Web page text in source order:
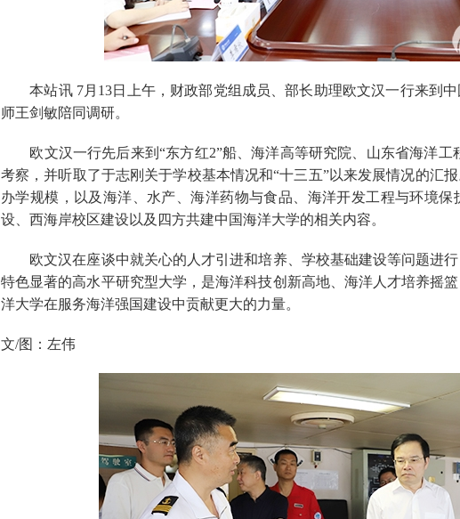
本站讯7月13日上午，财政部党组成员、部长助理欧文汉一行来到
师王剑敏陪同调研。
欧文汉一行先后来到“东方红2”船、海洋高等研究院、山东省海洋工
考察，并听取了于志刚关于学校基本情况和“十三五”以来发展情况的汇
办学规模，以及海洋、水产、海洋药物与食品、海洋开发工程与环境
设、西海岸校区建设以及四方共建中国海洋大学的相关内容。
欧文汉在座谈中就关心的人才引进和培养、学校基础建设等问题进行
特色显著的高水平研究型大学，是海洋科技创新高地、海洋人才培养摇
洋大学在服务海洋强国建设中贡献更大的力量。
文/图：左伟